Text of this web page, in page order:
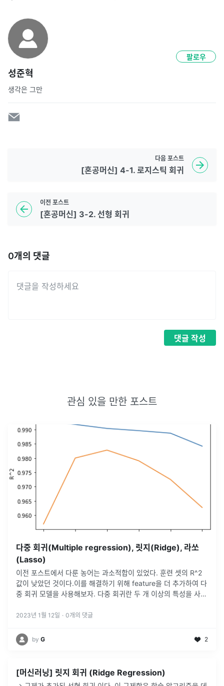
성준혁
생각은 그만
팔로우
이전 포스트
[혼공머신] 3-2. 선형 회귀
다음 포스트
[혼공머신] 4-1. 로지스틱 회귀
0개의 댓글
댓글 작성
관심 있을 만한 포스트
다중 회귀(Multiple regression), 릿지(Ridge), 라쏘
(Lasso)
이전 포스트에서 다룬 농어는 과소적합이 있었다. 훈련 셋의 R^2
값이 낮았던 것이다.이를 해결하기 위해 feature을 더 추가하여 다
중 회귀 모델을 사용해보자. 다중 회귀란 두 개 이상의 특성을 사용
을...
2023년 1월 12일 · 0개의 댓글
by G 2
[머신러닝] 릿지 회귀 (Ridge Regression)